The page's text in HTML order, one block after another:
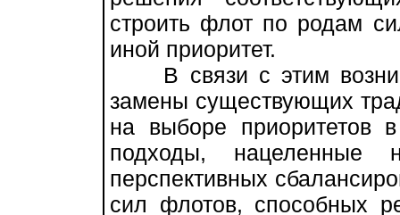
строить флот по родам
иной приоритет.
В связи с этим
замены существующих
на выборе приоритетов
подходы, нацеленные
перспективных
сил флотов, способных